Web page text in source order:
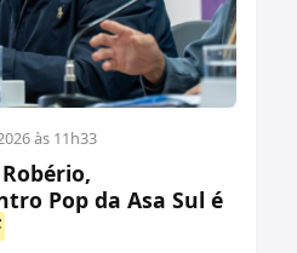
às 11h33
Pop da Asa Sul é